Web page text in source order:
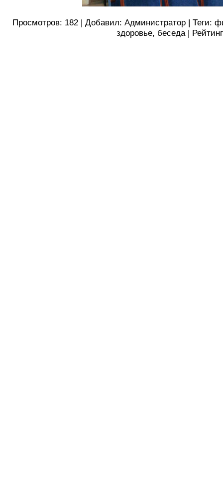
Просмотров: 182 |Добавил: Администратор |Теги:
здоровье, беседа | Рейтинг